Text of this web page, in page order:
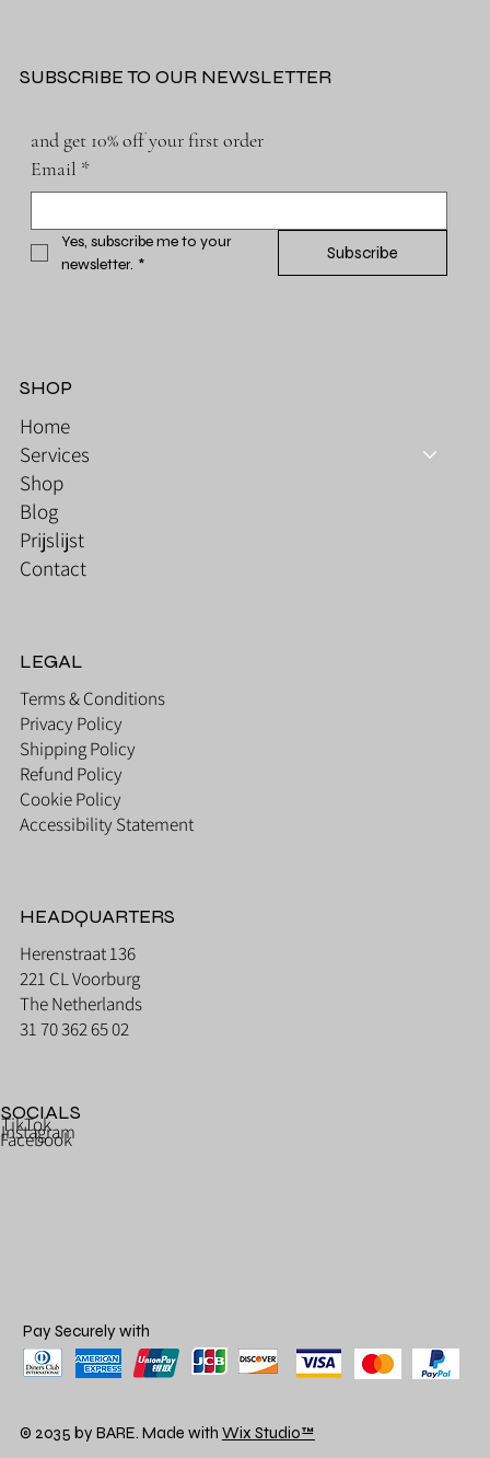
SUBSCRIBE TO OUR NEWSLETTER
and get 10% off your first order
Email *
Yes, subscribe me to your
newsletter. *
Subscribe
SHOP
Home
Services
Shop
Blog
Prijslijst
Contact
LEGAL
Terms & Conditions
Privacy Policy
Shipping Policy
Refund Policy
Cookie Policy
Accessibility Statement
HEADQUARTERS
Herenstraat 136
221 CL Voorburg
The Netherlands
31 70 362 65 02
SOCIALS
TikTok
Instagram
Facebook
Pay Securely with
© 2035 by BARE. Made with Wix Studio™